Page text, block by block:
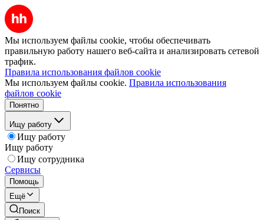
Мы используем файлы cookie, чтобы обеспечивать
правильную работу нашего веб-сайта и анализировать сетевой
трафик.
Правила использования файлов cookie
Мы используем файлы cookie. Правила использования
файлов cookie
Понятно
Ищу работу
Ищу работу
Ищу работу
Ищу сотрудника
Сервисы
Помощь
Ещё
Поиск